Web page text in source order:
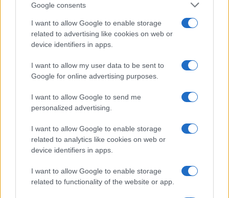
Google consents
I want to allow Google to enable storage
related to advertising like cookies on web or
device identifiers in apps.
I want to allow my user data to be sent to
Google for online advertising purposes.
I want to allow Google to send me
personalized advertising.
I want to allow Google to enable storage
related to analytics like cookies on web or
device identifiers in apps.
I want to allow Google to enable storage
related to functionality of the website or app.
ΠΟΛΙΤΙΚΗ
Συνταγματική αναθεώρηση: 33 διατάξεις
εγκρίθηκαν για να προχωρήσει η διαδικασία – Οι
συσχετισμοί της επόμενης Βουλής θα κρίνουν τις